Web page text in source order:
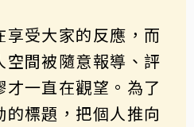
受大家的反應，而
空間被隨意報導、評
一直在觀望。為了
標題，把個人推向